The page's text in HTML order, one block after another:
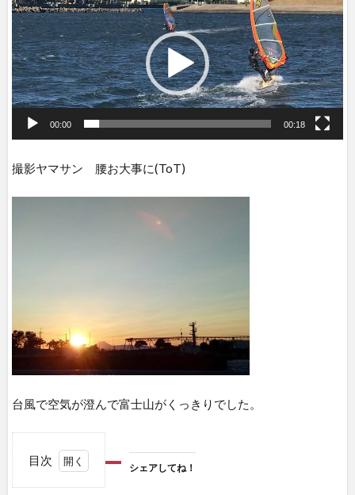
プ
レ
ー
ヤ
ー
00:00 00:18
撮影ヤマサン 腰お大事に(ToT)
台風で空気が澄んで富士山がくっきりでした。
目次
シェアしてね！